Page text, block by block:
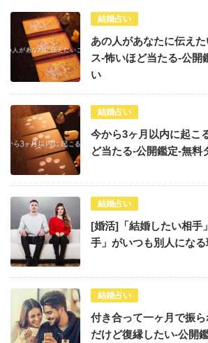
結婚占い
あの人があなたに伝え
ス-怖いほど当たる-公開
い
結婚占い
今から3ヶ月以内に起こ
ど当たる-公開鑑定-無料
結婚占い
[婚活]「結婚したい相手
手」がいつも別人にな
結婚占い
付き合って一ヶ月で振
だけど復縁したい-公開